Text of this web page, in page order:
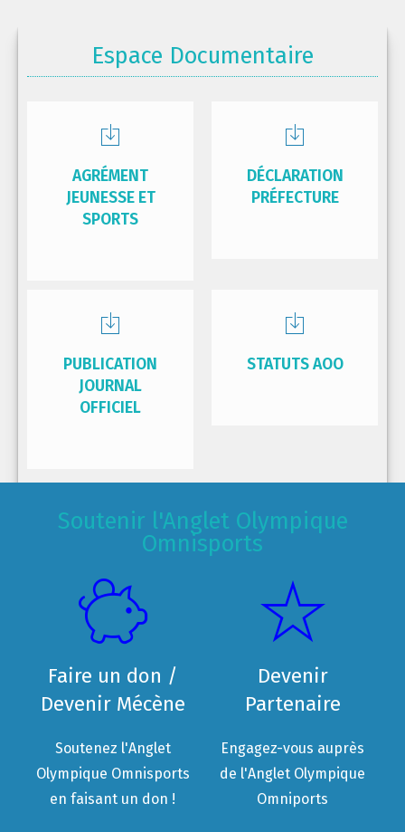
Espace Documentaire
AGRÉMENT
JEUNESSE ET
SPORTS
DÉCLARATION
PRÉFECTURE
PUBLICATION
JOURNAL
OFFICIEL
STATUTS AOO
Soutenir l'Anglet Olympique
Omnisports
Faire un don /
Devenir Mécène
Soutenez l'Anglet
Olympique Omnisports
en faisant un don !
Devenir
Partenaire
Engagez-vous auprès
de l'Anglet Olympique
Omniports